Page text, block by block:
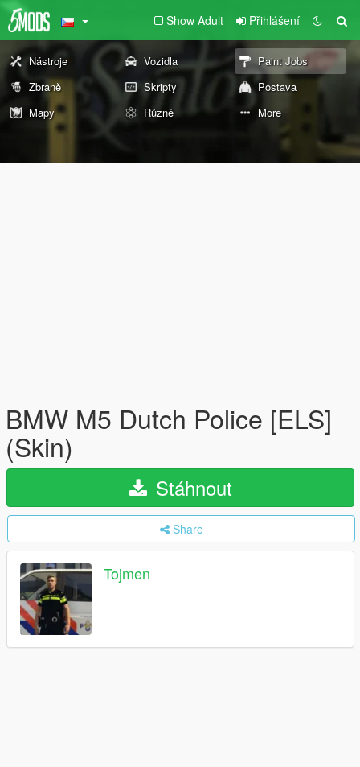
Show Adult Přihlášení
Nástroje Vozidla
Paint Jobs
Zbraně
Skripty
Postava
Mapy
Různé More
BMW M5 Dutch Police [ELS]
(Skin)
Stáhnout
Share
Tojmen